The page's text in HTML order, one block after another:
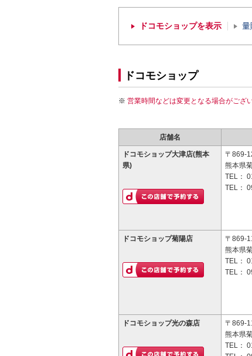
ドコモショップを表示 量
ドコモショップ
営業時間などは変更となる場合がござ
店舗名
ドコモショップ大津店(熊本
県)
〒869-
熊本県
TEL：
TEL：
ドコモショップ菊陽店
〒869-
熊本県
TEL：
TEL：
ドコモショップ光の森店
〒869-
熊本県
TEL：